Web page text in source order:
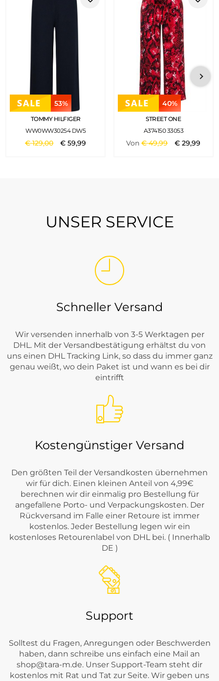
53%
TOMMY HILFIGER
WW0WW30254 DW5
€129,00 €59,99
40%
STREET ONE
A374150 33053
Von€49,99 €29,99
UNSER SERVICE
Schneller Versand
Wir versenden innerhalb von 3-5 Werktagen per
DHL. Mit der Versandbestätigung erhältst du von
uns einen DHL Tracking Link, so dass du immer ganz
genau weißt, wo dein Paket ist und wann es bei dir
eintrifft
Kostengünstiger Versand
Den größten Teil der Versandkosten übernehmen
wir für dich. Einen kleinen Anteil von 4,99€
berechnen wir dir einmalig pro Bestellung für
angefallene Porto- und Verpackungskosten. Der
Rückversand im Falle einer Retoure ist immer
kostenlos. Jeder Bestellung legen wir ein
kostenloses Retourenlabel von DHL bei. ( Innerhalb
DE )
Support
Solltest du Fragen, Anregungen oder Beschwerden
haben, dann schreibe uns einfach eine Mail an
shop@tara-m.de. Unser Support-Team steht dir
kostenlos mit Rat und Tat zur Seite. Wir geben uns